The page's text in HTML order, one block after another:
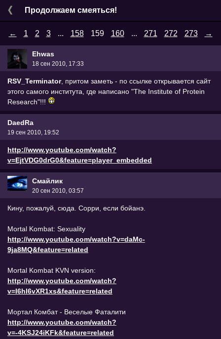
Продолжаем смеяться!
← 1 2 3... 158159 160... 271 272 273 →
Ehwas
18 сен 2010, 17:33
RSV_Terminator, притом заметь - по ссылке открывается сайт
этого самого института, где написано "The Institute of Protein
Research"!!!
DaedRa
19 сен 2010, 19:52
http://www.youtube.com/watch?
v=EjtVDG0drG0&feature=player_embedded
Смайлик
20 сен 2010, 03:57
Кину, пожалуй, сюда. Сорри, если бойанэ.
Mortal Kombat: Sexuality
http://www.youtube.com/watch?v=daMc-
9ja8MQ&feature=related
Mortal Kombat KVN version:
http://www.youtube.com/watch?
v=I6hI6vXR1xs&feature=related
Мортал Комбат - Веселые Фаталити
http://www.youtube.com/watch?
v=-4KSJ24iKFk&feature=related